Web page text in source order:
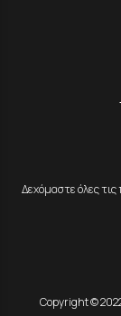
Δεχόμαστε όλες
Copyright ©